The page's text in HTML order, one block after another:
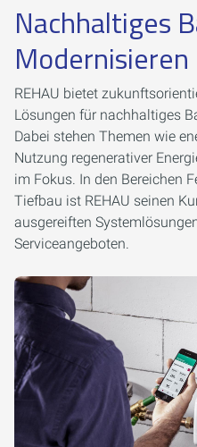
Nachhaltiges
Modernisieren
REHAU bietet
Lösungen für nachhaltiges
Dabei stehen Themen wie
Nutzung regenerativer
im Fokus. In den Bereichen
Tiefbau ist REHAU seinen
ausgereiften
Serviceangeboten.